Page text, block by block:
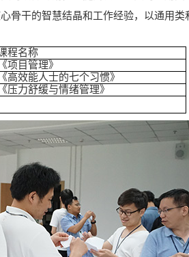
骨干的智慧结晶和工作经验，以通用
程名称
《项目管理》
《高效能人士的七个习惯》
《压力舒缓与情绪管理》